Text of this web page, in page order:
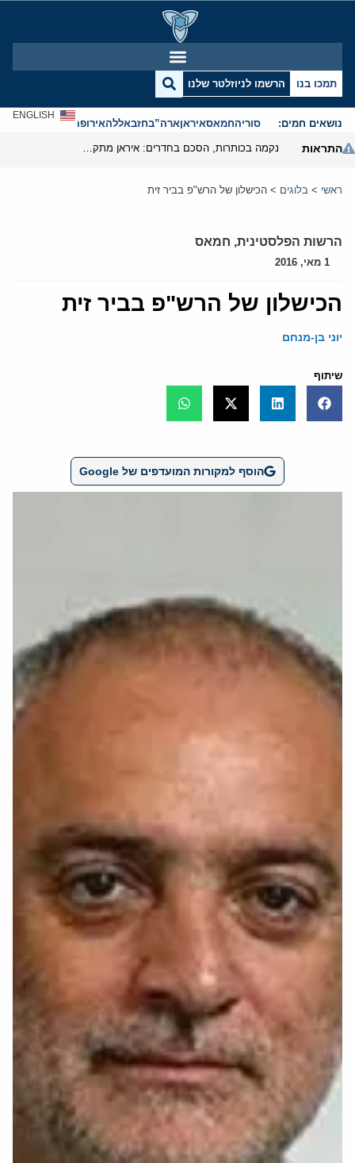
תמכו בנו הרשמו לניוזלטר שלנו
נושאים חמים: סוריהחמאסאיראןארה”בחזבאללהאירופהאנטישמיות
ENGLISH
התראות
ראשי > בלוגים > הכישלון של הרש"פ בביר זית
הרשות הפלסטינית, חמאס
1 מאי, 2016
הכישלון של הרש"פ בביר זית
יוני בן-מנחם
שיתוף
הוסף למקורות המועדפים של Google